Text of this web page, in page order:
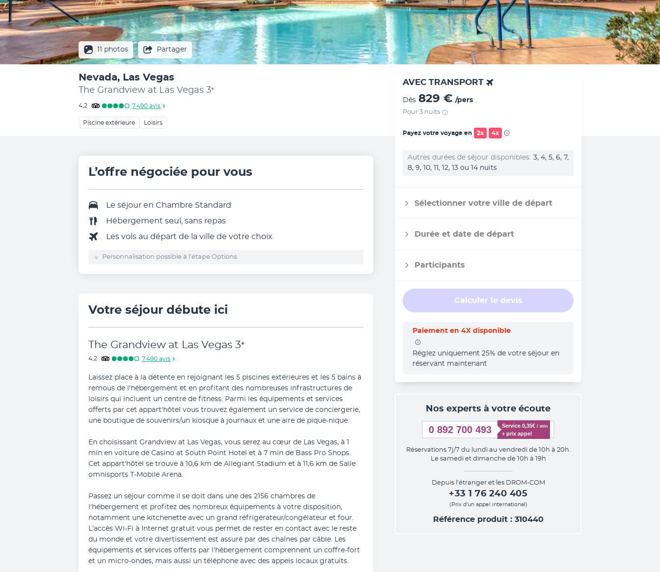
11 photos Partager
Nevada, Las Vegas
The Grandview at Las Vegas 3*
4,2 7 490 avis
Piscine extérieure Loisirs
AVEC TRANSPORT
Dès 829 € /pers
Pour 3 nuits
Payez votre voyage en 2x 4x
Autres durées de séjour disponibles 3, 4, 5, 6, 7,
8, 9, 10, 11, 12, 13 ou 14 nuits
Sélectionner votre ville de départ
Durée et date de départ
Participants
Calculer le devis
Paiement en 4X disponible
Réglez uniquement 25% de votre séjour en
réservant maintenant
Nos experts à votre écoute
0 892 700 493 Service 0,35€ / min
+ prix appel
Réservations 7j/7 du lundi au vendredi de 10h à 20h.
Le samedi et dimanche de 10h à 19h
Depuis l’étranger et les DROM-COM
+33 1 76 240 405
(Prix d’un appel international)
Référence produit : 310440
L’offre négociée pour vous
Le séjour en Chambre Standard
Hébergement seul, sans repas
Les vols au départ de la ville de votre choix
Personnalisation possible à l’étape Options.
Votre séjour débute ici
The Grandview at Las Vegas 3*
4,2 7 490 avis
Laissez place à la détente en rejoignant les 5 piscines extérieures et les 5 bains à
remous de l'hébergement et en profitant des nombreuses infrastructures de
loisirs qui incluent un centre de fitness. Parmi les équipements et services
offerts par cet appart'hôtel vous trouvez également un service de conciergerie,
une boutique de souvenirs/un kiosque à journaux et une aire de pique-nique.
En choisissant Grandview at Las Vegas, vous serez au cœur de Las Vegas, à 1
min en voiture de Casino at South Point Hotel et à 7 min de Bass Pro Shops.
Cet appart'hôtel se trouve à 10,6 km de Allegiant Stadium et à 11,6 km de Salle
omnisports T-Mobile Arena.
Passez un séjour comme il se doit dans une des 2156 chambres de
l'hébergement et profitez des nombreux équipements à votre disposition,
notamment une kitchenette avec un grand réfrigérateur/congélateur et four.
L'accès Wi-Fi à Internet gratuit vous permet de rester en contact avec le reste
du monde et votre divertissement est assuré par des chaînes par câble. Les
équipements et services offerts par l'hébergement comprennent un coffre-fort
et un micro-ondes, mais aussi un téléphone avec des appels locaux gratuits.